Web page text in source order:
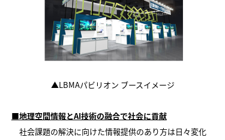
▲LBMAパビリオン ブースイメージ
■地理空間情報とAI技術の融合で社会に貢献
社会課題の解決に向けた情報提供のあり方は日々変化